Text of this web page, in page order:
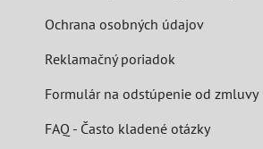
Ochrana osobných údajov
Reklamačný poriadok
Formulár na odstúpenie od zmluvy
FAQ - Často kladené otázky